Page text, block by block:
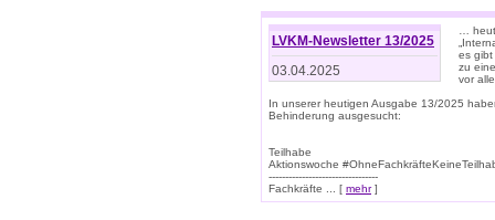
LVKM-Newsletter 13/2025
03.04.2025
…
es gibt
zu
vor
In unserer heutigen Ausgabe 13/2025
Behinderung ausgesucht:
Teilhabe
Aktionswoche
---------------------------------
Fachkräfte ... [ mehr]